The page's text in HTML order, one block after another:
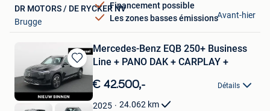
Financement possible
Les zones basses émissions
DR MOTORS / DE RYCKER NV
Brugge
Avant-hier
Sauvegarder
dans
Mes
Favoris
Mercedes-Benz EQB 250+ Business
Line + PANO DAK + CARPLAY +
€ 42.500,- Détails
2025 24.062 km